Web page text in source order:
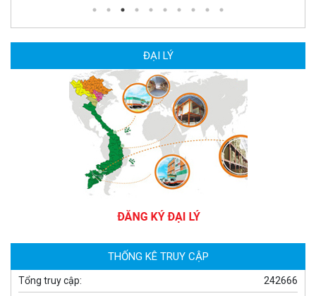
MUA NGAY
ĐẠI LÝ
THỐNG KÊ TRUY CẬP
242666
Tổng truy cập: